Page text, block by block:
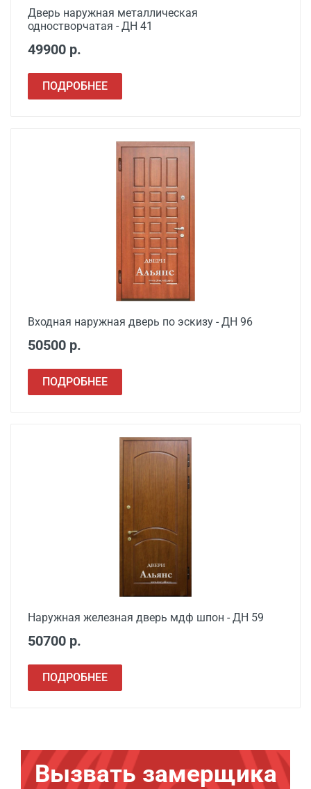
Дверь наружная металлическая
одностворчатая - ДН 41
49900 р.
ПОДРОБНЕЕ
Входная наружная дверь по эскизу - ДН 96
50500 р.
ПОДРОБНЕЕ
Наружная железная дверь мдф шпон - ДН 59
50700 р.
ПОДРОБНЕЕ
Вызвать замерщика